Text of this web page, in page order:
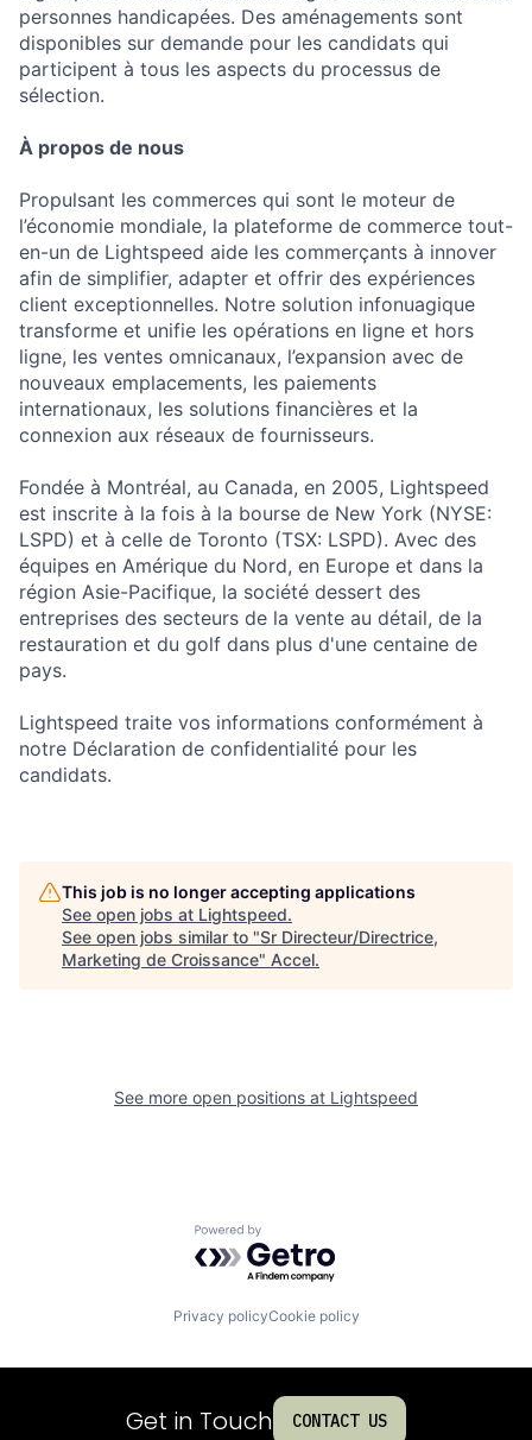
personnes handicapées. Des aménagements sont
disponibles sur demande pour les candidats qui
participent à tous les aspects du processus de
sélection.
À propos de nous
Propulsant les commerces qui sont le moteur de
l’économie mondiale, la plateforme de commerce tout-
en-un de Lightspeed aide les commerçants à innover
afin de simplifier, adapter et offrir des expériences
client exceptionnelles. Notre solution infonuagique
transforme et unifie les opérations en ligne et hors
ligne, les ventes omnicanaux, l’expansion avec de
nouveaux emplacements, les paiements
internationaux, les solutions financières et la
connexion aux réseaux de fournisseurs.
Fondée à Montréal, au Canada, en 2005, Lightspeed
est inscrite à la fois à la bourse de New York (NYSE:
LSPD) et à celle de Toronto (TSX: LSPD). Avec des
équipes en Amérique du Nord, en Europe et dans la
région Asie-Pacifique, la société dessert des
entreprises des secteurs de la vente au détail, de la
restauration et du golf dans plus d'une centaine de
pays.
Lightspeed traite vos informations conformément à
notre Déclaration de confidentialité pour les
candidats.
This job is no longer accepting applications
See open jobs at Lightspeed.
See open jobs similar to "Sr Directeur/Directrice,
Marketing de Croissance" Accel.
See more open positions at Lightspeed
Powered by Getro.com
Privacy policyCookie policy
Get in Touch CONTACT US